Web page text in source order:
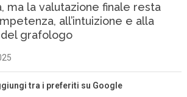
ma la valutazione finale resta
all’intuizione e alla
grafologo
tra i preferiti su Google